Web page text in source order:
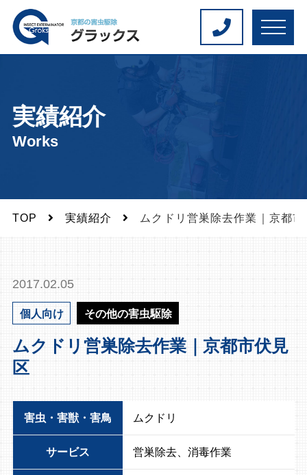
M
E
実績紹介
Works
TOP 実績紹介 ムクドリ営巣除去作業｜京都
2017.02.05
個人向け その他の害虫駆除
ムクドリ営巣除去作業｜京都市伏見
区
害虫・害獣・害鳥 ムクドリ
サービス 営巣除去、消毒作業